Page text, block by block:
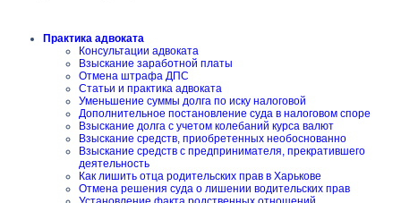
Практика адвоката
Консультации адвоката
Взыскание заработной платы
Отмена штрафа ДПС
Статьи и практика адвоката
Уменьшение суммы долга по иску налоговой
Дополнительное постановление суда в налоговом споре
Взыскание долга с учетом колебаний курса валют
Взыскание средств, приобретенных необоснованно
Взыскание средств с предпринимателя, прекратившего
деятельность
Как лишить отца родительских прав в Харькове
Отмена решения суда о лишении водительских прав